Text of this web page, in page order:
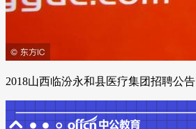
2018山西临汾永和县医疗集团招聘公告